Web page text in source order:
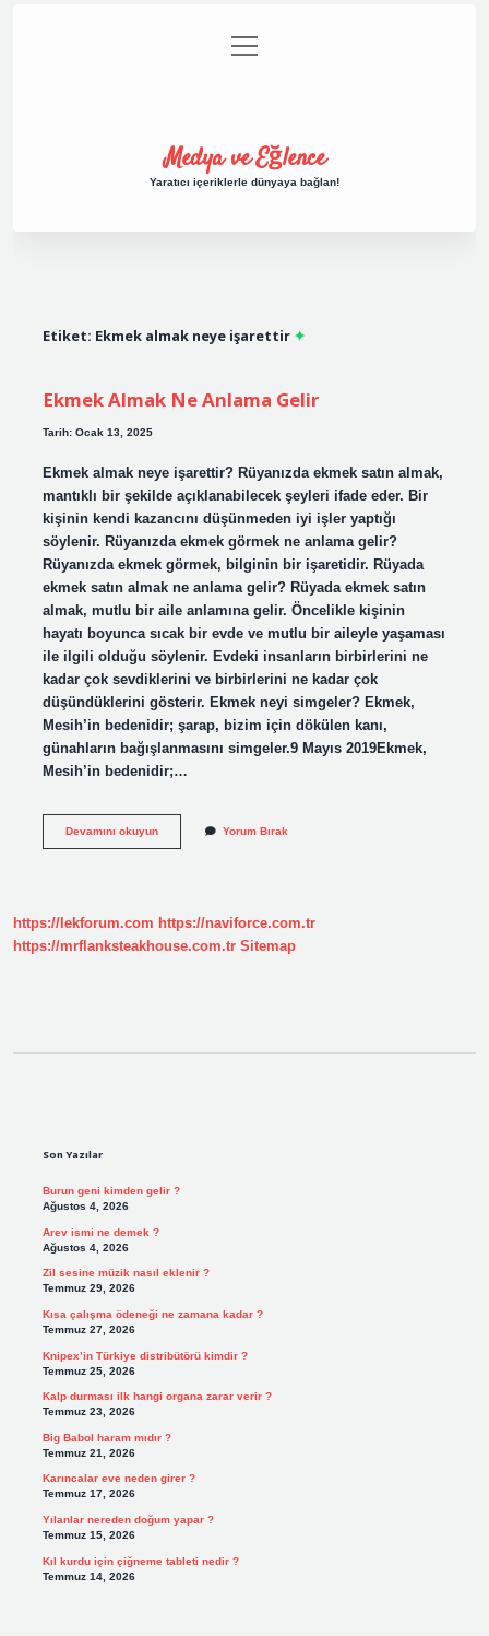
Gizlilik Politikası
menüyü
aç
Medya ve Eğlence
Yaratıcı içeriklerle dünyaya bağlan!
Etiket: Ekmek almak neye işarettir
Ekmek Almak Ne Anlama Gelir
Tarih: Ocak 13, 2025
Ekmek almak neye işarettir? Rüyanızda ekmek satın almak,
mantıklı bir şekilde açıklanabilecek şeyleri ifade eder. Bir
kişinin kendi kazancını düşünmeden iyi işler yaptığı
söylenir. Rüyanızda ekmek görmek ne anlama gelir?
Rüyanızda ekmek görmek, bilginin bir işaretidir. Rüyada
ekmek satın almak ne anlama gelir? Rüyada ekmek satın
almak, mutlu bir aile anlamına gelir. Öncelikle kişinin
hayatı boyunca sıcak bir evde ve mutlu bir aileyle yaşaması
ile ilgili olduğu söylenir. Evdeki insanların birbirlerini ne
kadar çok sevdiklerini ve birbirlerini ne kadar çok
düşündüklerini gösterir. Ekmek neyi simgeler? Ekmek,
Mesih’in bedenidir; şarap, bizim için dökülen kanı,
günahların bağışlanmasını simgeler.9 Mayıs 2019Ekmek,
Mesih’in bedenidir;…
Devamını okuyunEkmek
Yorum Bırak
https://lekforum.com https://naviforce.com.tr
https://mrflanksteakhouse.com.tr Sitemap
Son Yazılar
Burun geni kimden gelir ?
Ağustos 4, 2026
Arev ismi ne demek ?
Ağustos 4, 2026
Zil sesine müzik nasıl eklenir ?
Temmuz 29, 2026
Kısa çalışma ödeneği ne zamana kadar ?
Temmuz 27, 2026
Knipex’in Türkiye distribütörü kimdir ?
Temmuz 25, 2026
Kalp durması ilk hangi organa zarar verir ?
Temmuz 23, 2026
Big Babol haram mıdır ?
Temmuz 21, 2026
Karıncalar eve neden girer ?
Temmuz 17, 2026
Yılanlar nereden doğum yapar ?
Temmuz 15, 2026
Kıl kurdu için çiğneme tableti nedir ?
Temmuz 14, 2026